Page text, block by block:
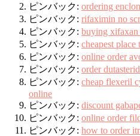
ピンバック: ordering
ピンバック: rifaximin no
ピンバック: buying xifaxan
ピンバック: cheapest
ピンバック: online order
ピンバック: order
ピンバック: cheap flexeril
online
ピンバック: discount
ピンバック: online order
ピンバック: how to order